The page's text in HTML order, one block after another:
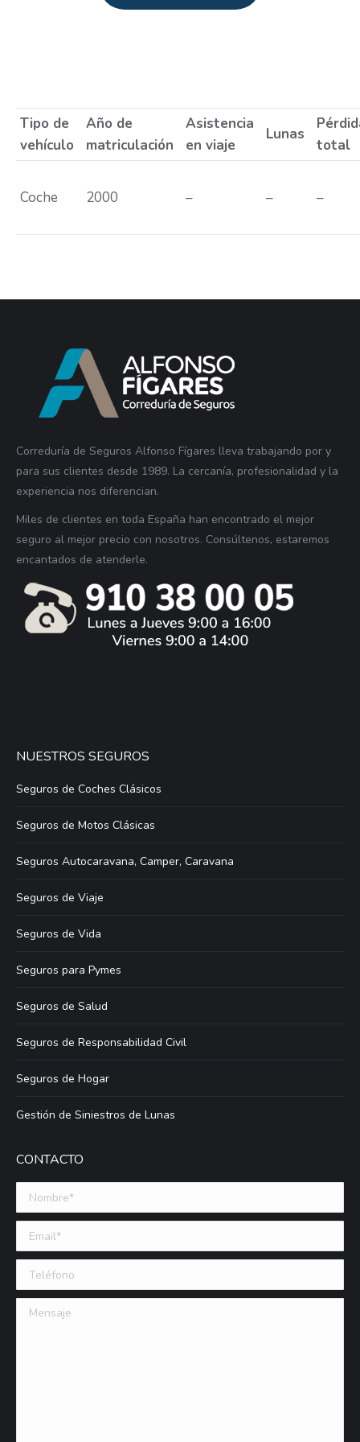
Tipo de
vehículo
Año de
matriculación
Asistencia
en viaje
Lunas
total
Coche 2000 – – –
Correduría de Seguros Alfonso Fígares lleva trabajando por y
para sus clientes desde 1989. La cercanía, profesionalidad y la
experiencia nos diferencian.
Miles de clientes en toda España han encontrado el mejor
seguro al mejor precio con nosotros. Consúltenos, estaremos
encantados de atenderle.
NUESTROS SEGUROS
Seguros de Coches Clásicos
Seguros de Motos Clásicas
Seguros Autocaravana, Camper, Caravana
Seguros de Viaje
Seguros de Vida
Seguros para Pymes
Seguros de Salud
Seguros de Responsabilidad Civil
Seguros de Hogar
Gestión de Siniestros de Lunas
CONTACTO
Nombre *
Email (requerido)
Teléfono
Mensaje